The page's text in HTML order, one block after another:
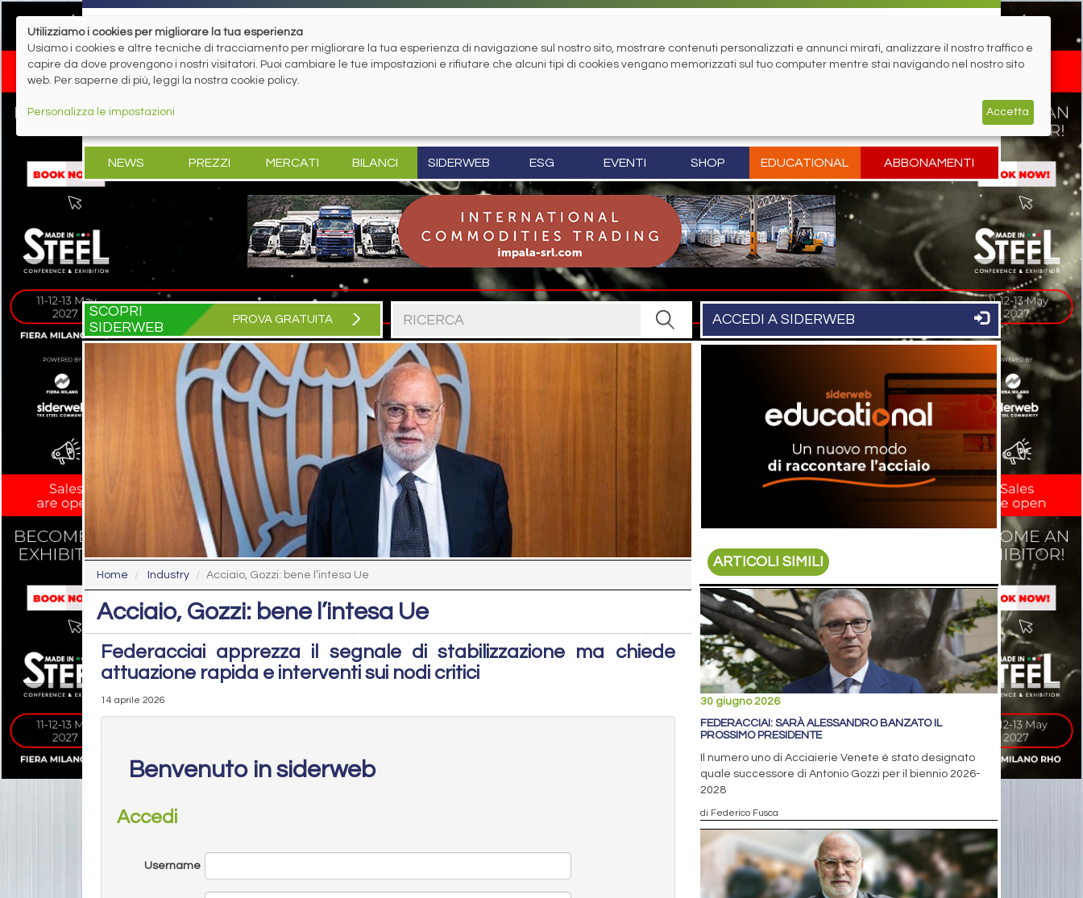
NEWS PREZZI MERCATI BILANCI SIDERWEB ESG EVENTI SHOP EDUCATIONAL ABBONAMENTI
SCOPRI
SIDERWEB
PROVA GRATUITA ACCEDI A SIDERWEB
Home Industry Acciaio, Gozzi: bene l’intesa Ue
Acciaio, Gozzi: bene l’intesa Ue
Federacciai apprezza il segnale di stabilizzazione ma chiede
attuazione rapida e interventi sui nodi critici
14 aprile 2026
Benvenuto in siderweb
Accedi
Username
ARTICOLI SIMILI
30 giugno 2026
FEDERACCIAI: SARÀ ALESSANDRO BANZATO IL
PROSSIMO PRESIDENTE
Il numero uno di Acciaierie Venete è stato designato
quale successore di Antonio Gozzi per il biennio 2026-
2028
di Federico Fusca
Utilizziamo i cookies per migliorare la tua esperienza
Usiamo i cookies e altre tecniche di tracciamento per migliorare la tua esperienza di navigazione sul nostro sito, mostrare contenuti personalizzati e annunci mirati, analizzare il nostro traffico e
capire da dove provengono i nostri visitatori. Puoi cambiare le tue impostazioni e rifiutare che alcuni tipi di cookies vengano memorizzati sul tuo computer mentre stai navigando nel nostro sito
web. Per saperne di più, leggi la nostra cookie policy.
Personalizza le impostazioni Accetta